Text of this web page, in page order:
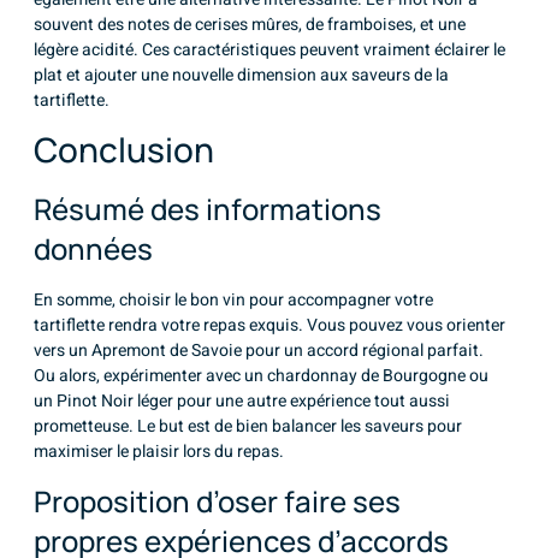
souvent des notes de cerises mûres, de framboises, et une
légère acidité. Ces caractéristiques peuvent vraiment éclairer le
plat et ajouter une nouvelle dimension aux saveurs de la
tartiflette.
Conclusion
Résumé des informations
données
En somme, choisir le bon vin pour accompagner votre
tartiflette rendra votre repas exquis. Vous pouvez vous orienter
vers un Apremont de Savoie pour un accord régional parfait.
Ou alors, expérimenter avec un chardonnay de Bourgogne ou
un Pinot Noir léger pour une autre expérience tout aussi
prometteuse. Le but est de bien balancer les saveurs pour
maximiser le plaisir lors du repas.
Proposition d’oser faire ses
propres expériences d’accords